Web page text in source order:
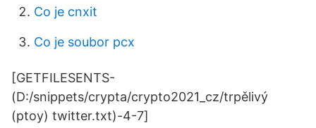
Co je cnxit
Co je soubor pcx
[GETFILESENTS-
(D:/snippets/crypta/crypto2021_cz/trpělivý
(ptoy) twitter.txt)-4-7]